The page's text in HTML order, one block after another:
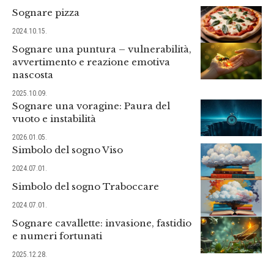
Sognare pizza
2024.10.15.
Sognare una puntura – vulnerabilità,
avvertimento e reazione emotiva
nascosta
2025.10.09.
Sognare una voragine: Paura del
vuoto e instabilità
2026.01.05.
Simbolo del sogno Viso
2024.07.01.
Simbolo del sogno Traboccare
2024.07.01.
Sognare cavallette: invasione, fastidio
e numeri fortunati
2025.12.28.